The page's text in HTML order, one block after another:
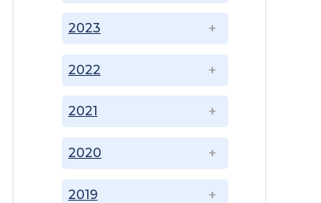
2019
2020
2021
2022
2023